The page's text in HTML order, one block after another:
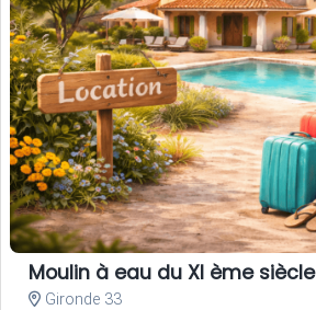
Moulin à eau du XI ème siècle
Gironde 33